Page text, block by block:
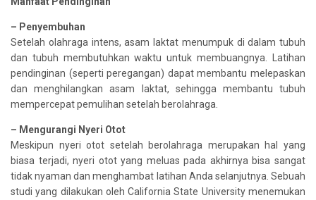
– Penyembuhan
Setelah olahraga intens, asam laktat menumpuk di dalam tubuh
dan tubuh membutuhkan waktu untuk membuangnya. Latihan
pendinginan (seperti peregangan) dapat membantu melepaskan
dan menghilangkan asam laktat, sehingga membantu tubuh
mempercepat pemulihan setelah berolahraga.
– Mengurangi Nyeri Otot
Meskipun nyeri otot setelah berolahraga merupakan hal yang
biasa terjadi, nyeri otot yang meluas pada akhirnya bisa sangat
tidak nyaman dan menghambat latihan Anda selanjutnya. Sebuah
studi yang dilakukan oleh California State University menemukan